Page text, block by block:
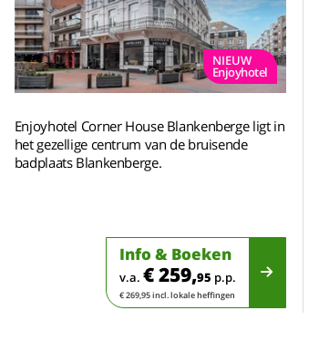
NIEUW
Enjoyhotel
Enjoyhotel Corner House Blankenberge ligt in
het gezellige centrum van de bruisende
badplaats Blankenberge.
Info & Boeken
v.a. € 259,95 p.p.
€ 269,95 incl. lokale heffingen